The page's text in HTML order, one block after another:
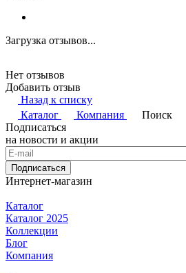
Загрузка отзывов...
Нет отзывов
Добавить отзыв
Назад к списку
Каталог
Компания Поиск
Подписаться
на новости и акции
Подписаться
Интернет-магазин
Каталог
Каталог 2025
Коллекции
Блог
Компания